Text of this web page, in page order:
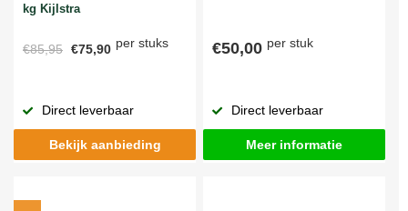
kg Kijlstra
€85,95 €75,90 per stuks
Direct leverbaar
Bekijk aanbieding
€50,00 per stuk
Direct leverbaar
Meer informatie